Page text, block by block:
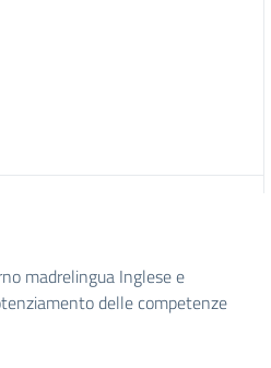
madrelingua Inglese e
delle competenze